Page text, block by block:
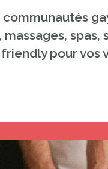
spas,
pour vos